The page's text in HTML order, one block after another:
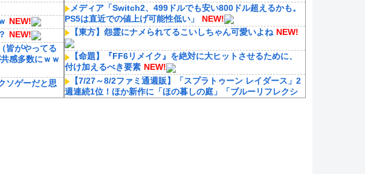
NEW!
NEW!
皆がやってる
感多数にｗｗ
ソゲーだと思
メディア「Switch2、499ドルでも安い800ドル超えるかも。
PS5は直近での値上げ可能性低い」
NEW!
【東方】怨霊にナメられてるこいしちゃん可愛いよね NEW!
【命題】『FF6リメイク』を絶対に大ヒットさせるために、
付け加えるべき要素 NEW!
【7/27～8/2ファミ通週販】「スプラトゥーン レイダース」2
週連続1位！ほか新作に「ほの暮しの庭」「ブルーリフレクシ